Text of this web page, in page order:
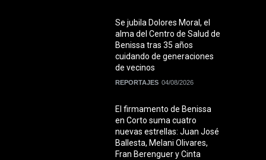
Se jubila Dolores Moral, el
alma del Centro de Salud de
Benissa tras 35 años
cuidando de generaciones
de vecinos
REPORTAJES 04/08/2026
El firmamento de Benissa
en Corto suma cuatro
nuevas estrellas: Juan José
Ballesta, Melani Olivares,
Fran Berenguer y Cinta